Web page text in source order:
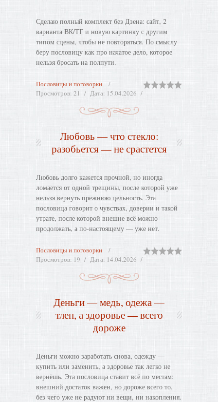
Сделаю полный комплект без Дзена: сайт, 2
варианта ВК/ТГ и новую картинку с другим
типом сцены, чтобы не повторяться. По смыслу
беру пословицу как про начатое дело, которое
нельзя бросать на полпути.
Пословицы и поговорки
Просмотров: 21 Дата: 15.04.2026
Любовь — что стекло:
разобьется — не срастется
Любовь долго кажется прочной, но иногда
ломается от одной трещины, после которой уже
нельзя вернуть прежнюю цельность. Эта
пословица говорит о чувствах, доверии и такой
утрате, после которой внешне всё можно
продолжать, а по-настоящему — уже нет.
Пословицы и поговорки
Просмотров: 19 Дата: 14.04.2026
Деньги — медь, одежа —
тлен, а здоровье — всего
дороже
Деньги можно заработать снова, одежду —
купить или заменить, а здоровье так легко не
вернёшь. Эта пословица ставит всё по местам:
внешний достаток важен, но дороже всего то,
без чего уже не радуют ни вещи, ни накопления.